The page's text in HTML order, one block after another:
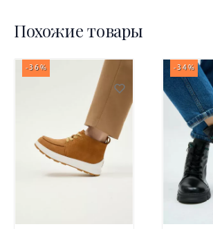
Похожие товары
-36% -34%